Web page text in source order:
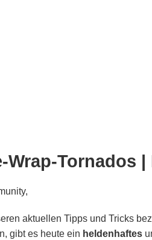
Wrap-Tornados
aktuellen Tipps und Tricks
gibt es heute ein heldenhaftes